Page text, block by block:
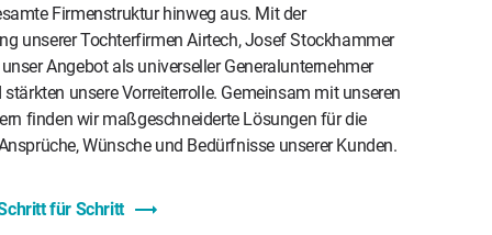
Firmenstruktur hinweg aus. Mit der
unserer Tochterfirmen Airtech, Josef Stockhammer
Angebot als universeller Generalunternehmer
unsere Vorreiterrolle. Gemeinsam mit unseren
finden wir maßgeschneiderte Lösungen für die
Wünsche und Bedürfnisse unserer Kunden.
für Schritt